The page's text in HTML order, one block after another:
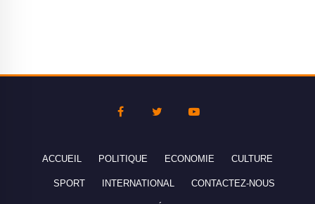
ACCUEIL POLITIQUE ECONOMIE CULTURE
SPORT INTERNATIONAL CONTACTEZ-NOUS